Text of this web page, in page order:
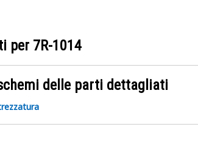
per 7R-1014
delle parti dettagliati